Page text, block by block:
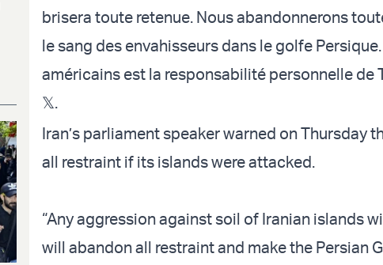
brisera toute retenue. Nous abandonnerons
le sang des envahisseurs dans le golfe
américains est la responsabilité personnelle de
𝕏.
Iran’s parliament speaker warned on Thursday
all restraint if its islands were attacked.
“Any aggression against soil of Iranian islands
will abandon all restraint and make the Persian